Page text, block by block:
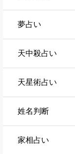
夢占い
天中殺占い
天星術占い
姓名判断
家相占い